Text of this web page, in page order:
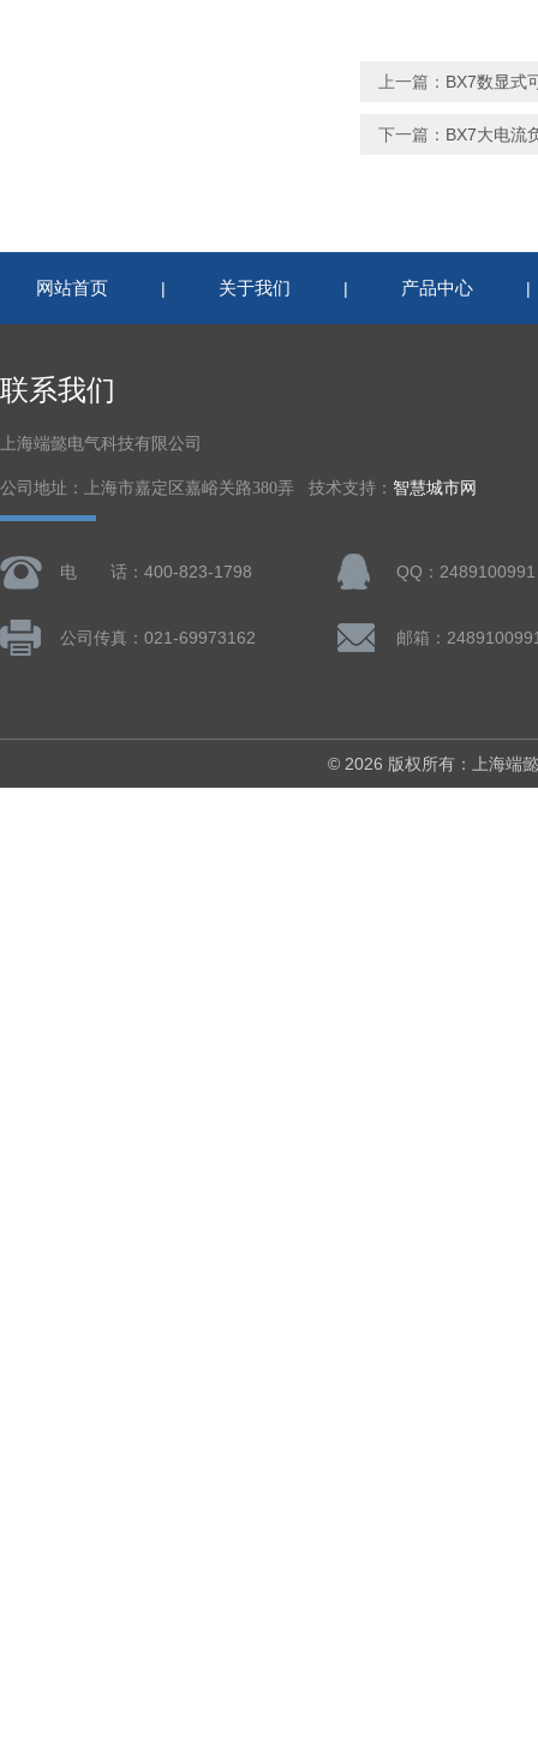
上一篇： BX7数显式
下一篇： BX7大电流
网站首页 | 关于我们 | 产品中心
联系我们
上海端懿电气科技有限公司
公司地址：上海市嘉定区嘉峪关路380弄 技术支持： 智慧城市网
电 话：400-823-1798 QQ：2489100991
公司传真：021-69973162 邮箱：
© 2026 版权所有：上海端